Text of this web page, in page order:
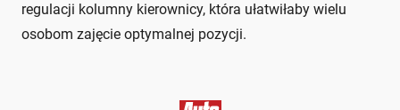
regulacji kolumny kierownicy, która ułatwiłaby wielu
osobom zajęcie optymalnej pozycji.